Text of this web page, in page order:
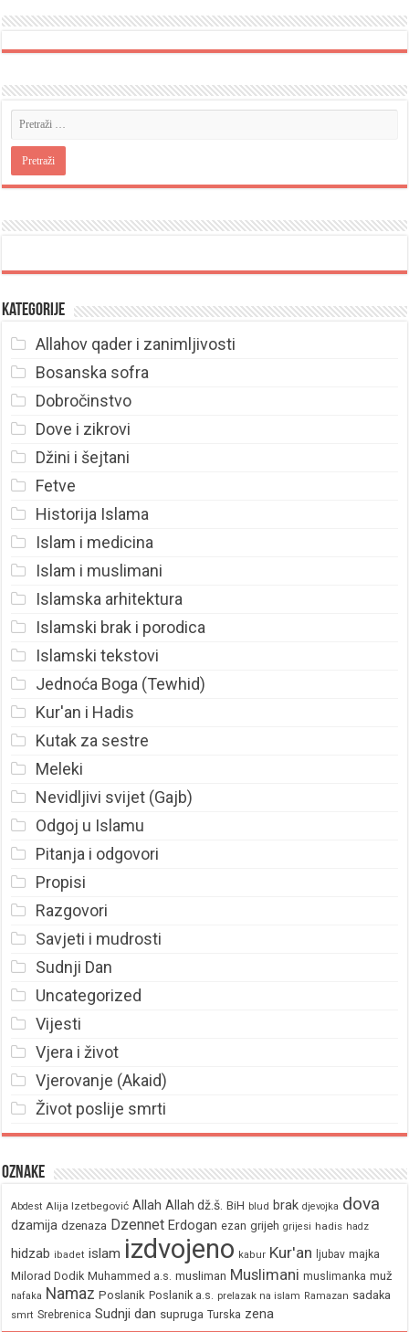
Kategorije
Allahov qader i zanimljivosti
Bosanska sofra
Dobročinstvo
Dove i zikrovi
Džini i šejtani
Fetve
Historija Islama
Islam i medicina
Islam i muslimani
Islamska arhitektura
Islamski brak i porodica
Islamski tekstovi
Jednoća Boga (Tewhid)
Kur'an i Hadis
Kutak za sestre
Meleki
Nevidljivi svijet (Gajb)
Odgoj u Islamu
Pitanja i odgovori
Propisi
Razgovori
Savjeti i mudrosti
Sudnji Dan
Uncategorized
Vijesti
Vjera i život
Vjerovanje (Akaid)
Život poslije smrti
Oznake
Abdest Alija Izetbegović Allah Allah dž.š. BiH blud brak djevojka dova
dzamija dzenaza Dzennet Erdogan ezan grijeh grijesi hadis hadz
hidzab ibadet islam izdvojeno kabur Kur'an ljubav majka
Milorad Dodik Muhammed a.s. musliman Muslimani muslimanka muž
nafaka Namaz Poslanik Poslanik a.s. prelazak na islam Ramazan sadaka
smrt Srebrenica Sudnji dan supruga Turska zena